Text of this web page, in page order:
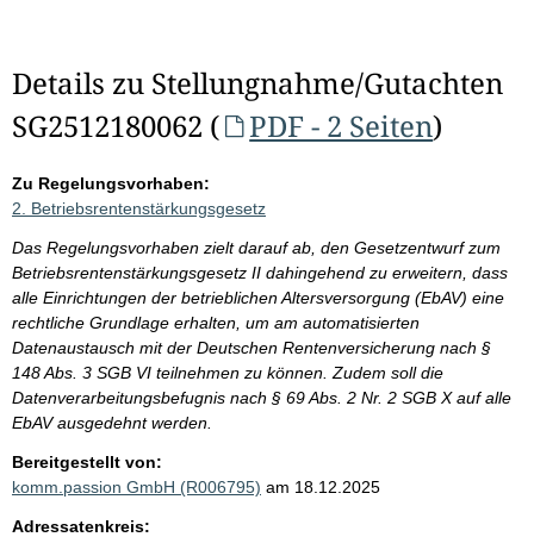
Details zu Stellungnahme/Gutachten
SG2512180062 (
PDF - 2 Seiten)
Zu Regelungsvorhaben:
2. Betriebsrentenstärkungsgesetz
Das Regelungsvorhaben zielt darauf ab, den Gesetzentwurf zum
Betriebsrentenstärkungsgesetz II dahingehend zu erweitern, dass
alle Einrichtungen der betrieblichen Altersversorgung (EbAV) eine
rechtliche Grundlage erhalten, um am automatisierten
Datenaustausch mit der Deutschen Rentenversicherung nach §
148 Abs. 3 SGB VI teilnehmen zu können. Zudem soll die
Datenverarbeitungsbefugnis nach § 69 Abs. 2 Nr. 2 SGB X auf alle
EbAV ausgedehnt werden.
Bereitgestellt von:
komm.passion GmbH (R006795) am 18.12.2025
Adressatenkreis: